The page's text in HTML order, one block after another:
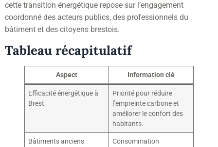
cette transition énergétique repose sur l’engagement
coordonné des acteurs publics, des professionnels du
bâtiment et des citoyens brestois.
Tableau récapitulatif
Aspect Information clé
Efficacité énergétique à
Brest
Priorité pour réduire
l’empreinte carbone et
améliorer le confort des
habitants.
Bâtiments anciens
Consommation